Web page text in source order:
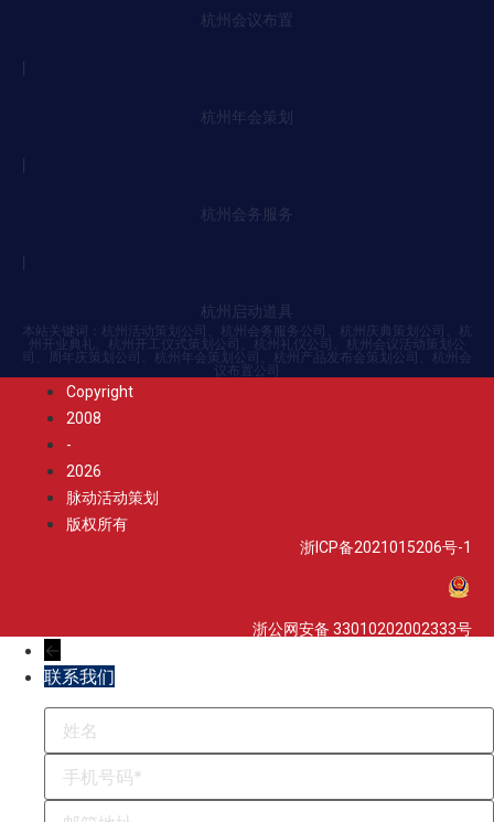
杭州会议布置
杭州年会策划
杭州会务服务
杭州启动道具
本站关键词：杭州活动策划公司、杭州会务服务公司、杭州庆典策划公司、杭
州开业典礼、杭州开工仪式策划公司、杭州礼仪公司、杭州会议活动策划公
司、周年庆策划公司、杭州年会策划公司、杭州产品发布会策划公司、杭州会
议布置公司
Copyright
2008
-
2026
脉动活动策划
版权所有
浙ICP备2021015206号-1
浙公网安备 33010202002333号
←
联系我们